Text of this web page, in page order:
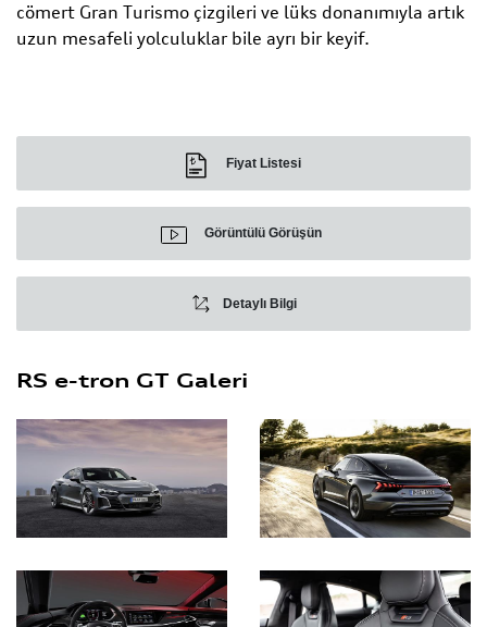
cömert Gran Turismo çizgileri ve lüks donanımıyla artık
uzun mesafeli yolculuklar bile ayrı bir keyif.
Fiyat Listesi
Görüntülü Görüşün
Detaylı Bilgi
RS e-tron GT Galeri